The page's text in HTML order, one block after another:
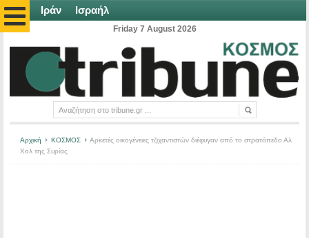
Ιράν Ισραήλ
Friday 7 August 2026
Αρχική ΚΟΣΜΟΣ
Αρκετές οικογένειες τζιχαντιστών διέφυγαν από το στρατόπεδο Αλ
Χολ της Συρίας